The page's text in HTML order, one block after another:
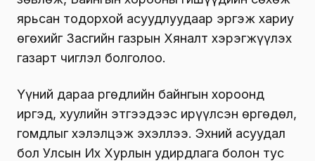
ярьсан тодорхой асуудлуудаар эргэж хариу
өгөхийг Засгийн газрын Хяналт хэрэгжүүлэх
газарт чиглэл болголоо.
Үүний дараа Өргөдлийн байнгын хороонд
иргэд, хуулийн этгээдээс ирүүлсэн өргөдөл,
гомдлыг хэлэлцэж эхэллээ. Эхний асуудал
бол Улсын Их Хурлын удирдлага болон тус